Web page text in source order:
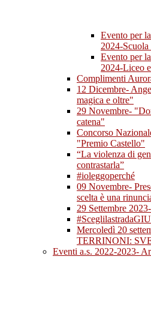
Evento per
2024-Scuola
Evento per
2024-Liceo
Complimenti
12 Dicembre-
magica e oltre"
29 Novembre-
catena"
Concorso
"Premio Castello"
“La violenza di
contrastarla”
#ioleggoperché
09 Novembre-
scelta è una
29 Settembre
Mercoledì 20
TERRINONI:
Eventi a.s. 2022-2023-